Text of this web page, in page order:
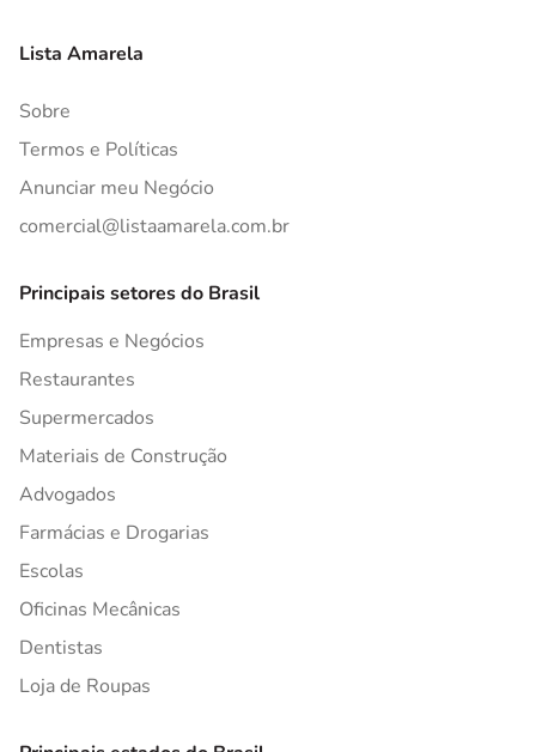
Lista Amarela
Sobre
Termos e Políticas
Anunciar meu Negócio
comercial@listaamarela.com.br
Principais setores do Brasil
Empresas e Negócios
Restaurantes
Supermercados
Materiais de Construção
Advogados
Farmácias e Drogarias
Escolas
Oficinas Mecânicas
Dentistas
Loja de Roupas